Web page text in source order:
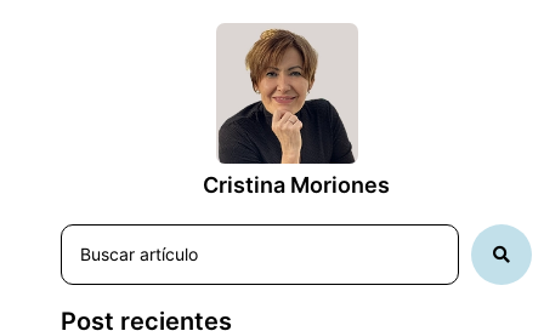
Cristina Moriones
Post recientes